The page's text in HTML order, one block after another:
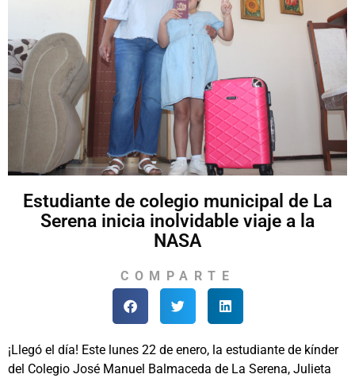
Estudiante de colegio municipal de La
Serena inicia inolvidable viaje a la
NASA
COMPARTE
¡Llegó el día! Este lunes 22 de enero, la estudiante de kínder
del Colegio José Manuel Balmaceda de La Serena, Julieta